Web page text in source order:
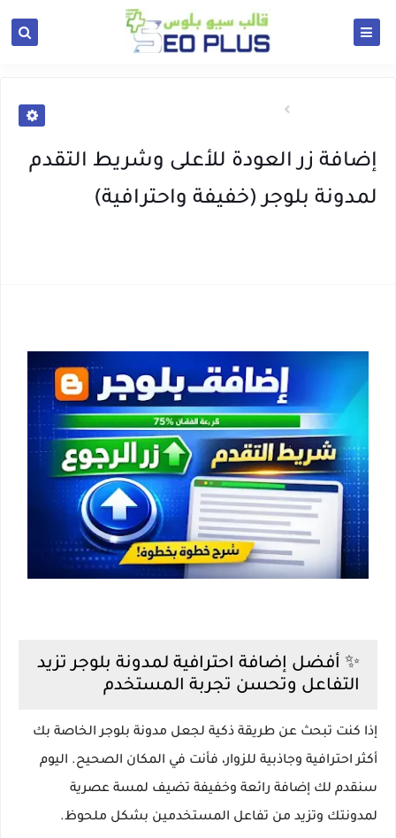
إضافة زر العودة للأعلى وشريط التقدم
لمدونة بلوجر (خفيفة واحترافية)
✨ أفضل إضافة احترافية لمدونة بلوجر تزيد
التفاعل وتحسن تجربة المستخدم
إذا كنت تبحث عن طريقة ذكية لجعل مدونة بلوجر الخاصة بك
أكثر احترافية وجاذبية للزوار، فأنت في المكان الصحيح. اليوم
سنقدم لك إضافة رائعة وخفيفة تضيف لمسة عصرية
لمدونتك وتزيد من تفاعل المستخدمين بشكل ملحوظ.